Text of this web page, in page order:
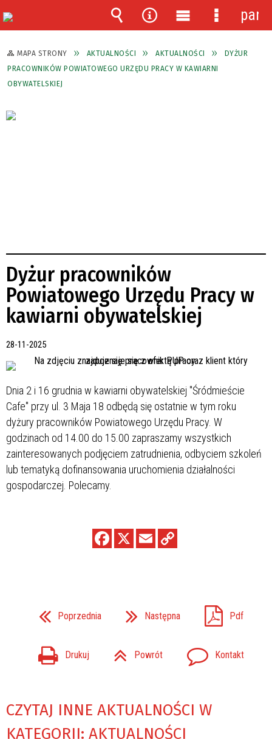
MAPA STRONY AKTUALNOŚCI AKTUALNOŚCI
DYŻUR
PRACOWNIKÓW POWIATOWEGO URZĘDU PRACY W KAWIARNI
OBYWATELSKIEJ
Dyżur pracowników
Powiatowego Urzędu Pracy w
kawiarni obywatelskiej
28-11-2025
Dnia 2 i 16 grudnia w kawiarni obywatelskiej "Śródmieście
Cafe" przy ul. 3 Maja 18 odbędą się ostatnie w tym roku
dyżury pracowników Powiatowego Urzędu Pracy. W
godzinach od 14.00 do 15.00 zapraszamy wszystkich
zainteresowanych podjęciem zatrudnienia, odbyciem szkoleń
lub tematyką dofinansowania uruchomienia działalności
gospodarczej. Polecamy.
Poprzednia Następna Pdf
Drukuj Powrót Kontakt
CZYTAJ INNE AKTUALNOŚCI W
KATEGORII: AKTUALNOŚCI
Wyszukiwarka
Narzędzia
Menu
główne
Menu